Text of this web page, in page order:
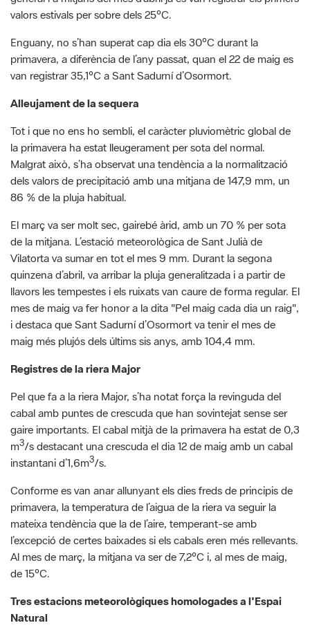
primavera, a diferència de l’any passat, quan el 22 de maig es
van registrar 35,1ºC a Sant Sadurní d’Osormort.
Alleujament de la sequera
Tot i que no ens ho sembli, el caràcter pluviomètric global de
la primavera ha estat lleugerament per sota del normal.
Malgrat això, s’ha observat una tendència a la normalització
dels valors de precipitació amb una mitjana de 147,9 mm, un
86 % de la pluja habitual.
El març va ser molt sec, gairebé àrid, amb un 70 % per sota
de la mitjana. L’estació meteorològica de Sant Julià de
Vilatorta va sumar en tot el mes 9 mm. Durant la segona
quinzena d’abril, va arribar la pluja generalitzada i a partir de
llavors les tempestes i els ruixats van caure de forma regular. El
mes de maig va fer honor a la dita "Pel maig cada dia un raig",
i destaca que Sant Sadurní d’Osormort va tenir el mes de
maig més plujós dels últims sis anys, amb 104,4 mm.
Registres de la riera Major
Pel que fa a la riera Major, s’ha notat força la revinguda del
cabal amb puntes de crescuda que han sovintejat sense ser
gaire importants. El cabal mitjà de la primavera ha estat de 0,3
m3/s destacant una crescuda el dia 12 de maig amb un cabal
instantani d’1,6m3 /s.
Conforme es van anar allunyant els dies freds de principis de
primavera, la temperatura de l’aigua de la riera va seguir la
l’excepció de certes baixades si els cabals eren més rellevants.
Al mes de març, la mitjana va ser de 7,2ºC i, al mes de maig,
de 15ºC.​​​​​​​
Tres estacions meteorològiques homologades a l'Espai
Natural
L'Espai Natural de les Guilleries-Savassona destaca per
comptar amb tres estacions meteorològiques homologades,